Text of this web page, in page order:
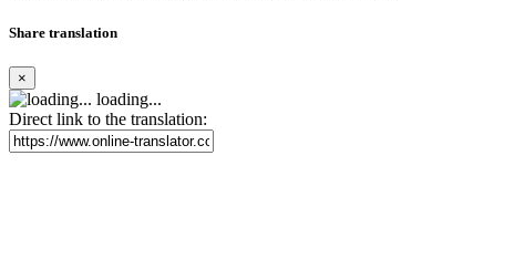
Share translation
×
loading...
Direct link to the translation: